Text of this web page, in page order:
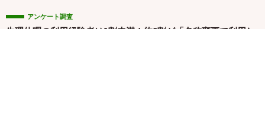
アンケート調査
生理休暇の利用経験者は1割未満！約6割が「名称変更で利用し